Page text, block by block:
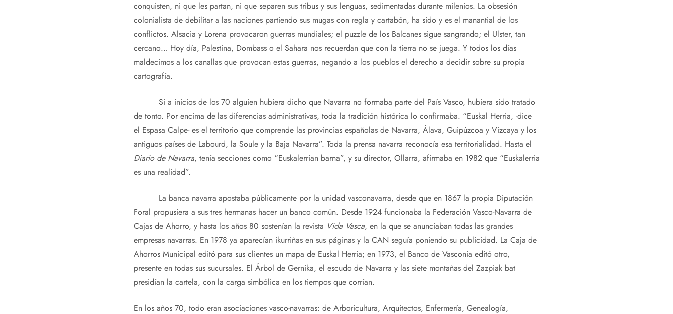
conquisten, ni que les partan, ni que separen sus tribus y sus lenguas, sedimentadas durante milenios. La obsesión
colonialista de debilitar a las naciones partiendo sus mugas con regla y cartabón, ha sido y es el manantial de los
conflictos. Alsacia y Lorena provocaron guerras mundiales; el puzzle de los Balcanes sigue sangrando; el Ulster, tan
cercano… Hoy día, Palestina, Dombass o el Sahara nos recuerdan que con la tierra no se juega. Y todos los días
maldecimos a los canallas que provocan estas guerras, negando a los pueblos el derecho a decidir sobre su propia
cartografía.
Si a inicios de los 70 alguien hubiera dicho que Navarra no formaba parte del País Vasco, hubiera sido tratado
de tonto. Por encima de las diferencias administrativas, toda la tradición histórica lo confirmaba. “Euskal Herria, -dice
el Espasa Calpe- es el territorio que comprende las provincias españolas de Navarra, Álava, Guipúzcoa y Vizcaya y los
antiguos países de Labourd, la Soule y la Baja Navarra”. Toda la prensa navarra reconocía esa territorialidad. Hasta el
Diario de Navarra, tenía secciones como “Euskalerrian barna”, y su director, Ollarra, afirmaba en 1982 que “Euskalerria
es una realidad”.
La banca navarra apostaba públicamente por la unidad vasconavarra, desde que en 1867 la propia Diputación
Foral propusiera a sus tres hermanas hacer un banco común. Desde 1924 funcionaba la Federación Vasco-Navarra de
Cajas de Ahorro, y hasta los años 80 sostenían la revista Vida Vasca, en la que se anunciaban todas las grandes
empresas navarras. En 1978 ya aparecían ikurriñas en sus páginas y la CAN seguía poniendo su publicidad. La Caja de
Ahorros Municipal editó para sus clientes un mapa de Euskal Herria; en 1973, el Banco de Vasconia editó otro,
presente en todas sus sucursales. El Árbol de Gernika, el escudo de Navarra y las siete montañas del Zazpiak bat
presidían la cartela, con la carga simbólica en los tiempos que corrían.
En los años 70, todo eran asociaciones vasco-navarras: de Arboricultura, Arquitectos, Enfermería, Genealogía,